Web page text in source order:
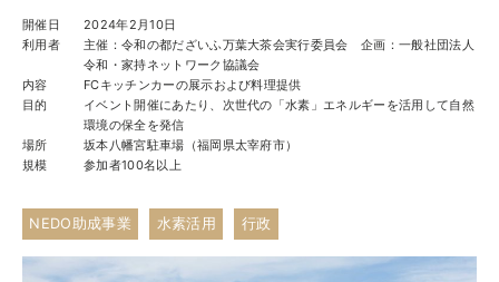
開催日
2024年2月10日
利用者
主催：令和の都だざいふ万葉大茶会実行委員会 企画：一般社団法人
令和・家持ネットワーク協議会
内容
FCキッチンカーの展示および料理提供
目的
イベント開催にあたり、次世代の「水素」エネルギーを活用して自然
環境の保全を発信
場所
坂本八幡宮駐車場（福岡県太宰府市）
規模
参加者100名以上
NEDO助成事業 水素活用 行政